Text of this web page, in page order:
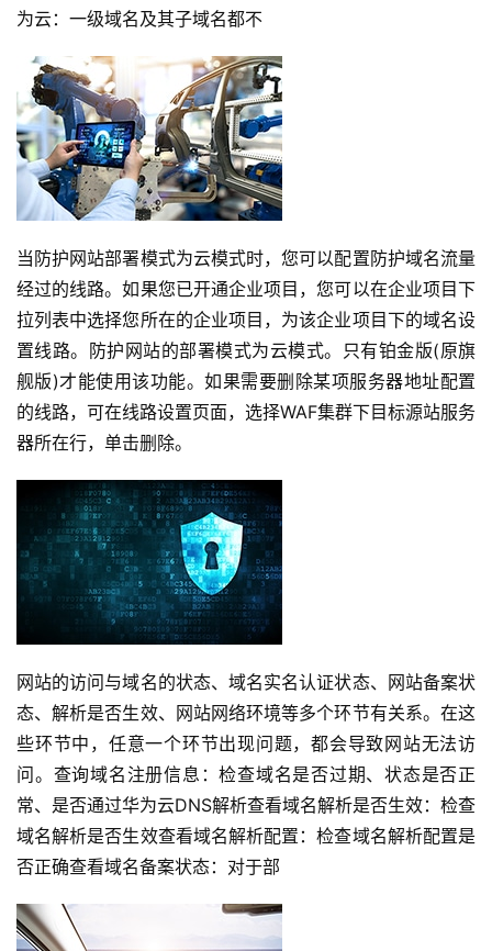
为云：一级域名及其子域名都不
当防护网站部署模式为云模式时，您可以配置防护域名流量
经过的线路。如果您已开通企业项目，您可以在企业项目下
拉列表中选择您所在的企业项目，为该企业项目下的域名设
置线路。防护网站的部署模式为云模式。只有铂金版(原旗
舰版)才能使用该功能。如果需要删除某项服务器地址配置
的线路，可在线路设置页面，选择WAF集群下目标源站服务
器所在行，单击删除。
网站的访问与域名的状态、域名实名认证状态、网站备案状
态、解析是否生效、网站网络环境等多个环节有关系。在这
些环节中，任意一个环节出现问题，都会导致网站无法访
问。查询域名注册信息：检查域名是否过期、状态是否正
常、是否通过华为云DNS解析查看域名解析是否生效：检查
域名解析是否生效查看域名解析配置：检查域名解析配置是
否正确查看域名备案状态：对于部